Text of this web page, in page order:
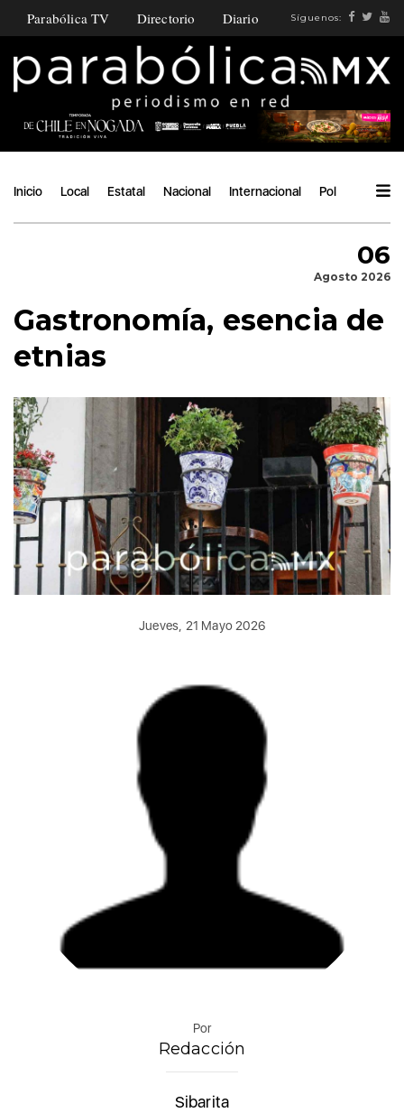
Parabólica TV Directorio Diario Síguenos:
Inicio Local Estatal Nacional Internacional Política
06
Agosto 2026
Gastronomía, esencia de
etnias
Jueves, 21 Mayo 2026
Por
Redacción
Sibarita